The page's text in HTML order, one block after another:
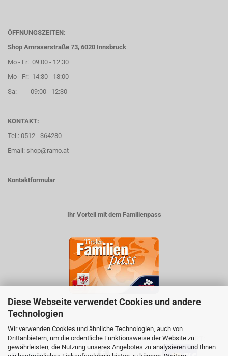
Diese Webseite verwendet Cookies und andere
Technologien
Wir verwenden Cookies und ähnliche Technologien, auch von
Drittanbietern, um die ordentliche Funktionsweise der Website zu
gewährleisten, die Nutzung unseres Angebotes zu analysieren und Ihnen
ÖFFNUNGSZEITEN:
Shop Amraserstraße 73, 6020 Innsbruck
Mo - Fr: 09:00 - 12:30
Mo - Fr: 14:30 - 18:00
Sa: 09:00 - 12:30
KONTAKT:
Tel.: 0512 - 364280
Email: shop@ramo.at
Kontaktformular
Ihr Vorteil mit dem Familienpass
5% auf viele im Geschäft erhältlichen Produkte
ZAHLUNGSARTEN VERSANDART: